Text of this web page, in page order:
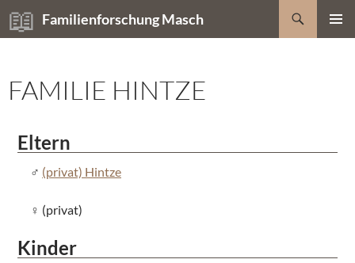
Zum
Inhalt
Familienforschung Masch
Suchen
FAMILIE HINTZE
Eltern
(privat) Hintze
(privat)
Kinder